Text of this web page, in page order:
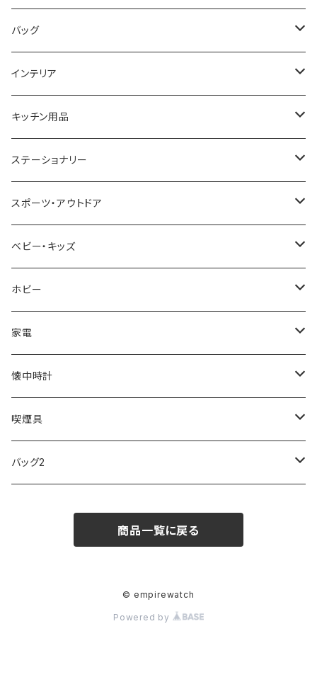
COGU
GAGA MILANO
CACTUS
TIMEX
NIXON
AVALANCHE
ORIENT
ZEPPELIN
SKAGEN
FOOTBALL WATCHES
ARCA FUTURA
DIESEL
MICHAEL KORS
NO BRAND
TRANSNUMBER
SAAMA HOMME
ARNOLD PALMER
MICHAEL KORS
DIESEL
ALV
Merge
ETTINGER
COACH
BVLGARI
VANQUISH
TIFFANY&CO
FOLLI FOLLIE
POLICE
PAUL HEWITT
22designstudio
BOTTEGA VENETA
EMPORIO ARMANI
CALVIN KLEIN
DANIEL WELLINGTON
SWAROVSKI
VIVIENNE WESTWOOD
DAKS
栃木レザー
NIKE
DUNHILL
NEWYORKER
OROBIANCO
Ellese
COLEMAN
MONTBLANC
Fashion Accessory Cllection
ISLAND
バッグ
MANHATTAN PORTAGE
United HOMME
RODANIA
BEAMZSQUARE
BLAZER CLUB
ANDY HAWARD
G GUSTO
GULLWING
LESPORTSAC
PRADA
インテリア
CRYSTOCRAFT
SEIKO
CITIZEN
BRAUN
RHYTHM
BLOSSOM
MONDAINE
MAWA
その他
キッチン用品
I'mD
Helios
VALENTINO VISCANI
ステーショナリー
LAMY
WATERMAN
PARKER
PELIKAN
CROSS
MONTBLANC
SWAROVSKI
スポーツ・アウトドア
Trangia
Barebones
FEUERHAND
CASIO
ベビー・キッズ
ふわりぃ
ERGO BABY
ホビー
その他
AMOS
OMMIX
COACH
家電
CREATE
TORAY
OMRON
SPICE OF LIFE
懐中時計
MONDAINE
喫煙具
ZIPPO
TSUBOTA PEARL
バッグ2
商品一覧に戻る
© empirewatch
Powered by